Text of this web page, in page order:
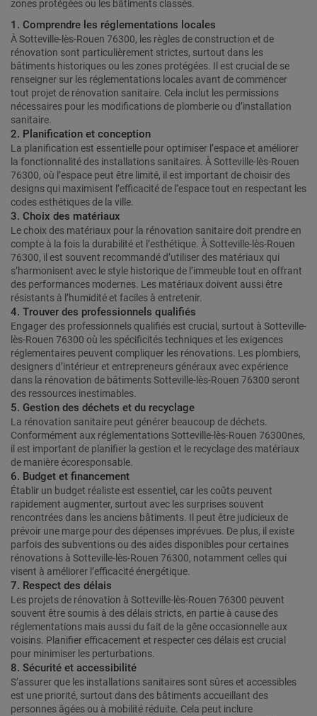
zones protégées ou les bâtiments classés.
1. Comprendre les réglementations locales
À Sotteville-lès-Rouen 76300, les règles de construction et de
rénovation sont particulièrement strictes, surtout dans les
bâtiments historiques ou les zones protégées. Il est crucial de se
renseigner sur les réglementations locales avant de commencer
tout projet de rénovation sanitaire. Cela inclut les permissions
nécessaires pour les modifications de plomberie ou d’installation
sanitaire.
2. Planification et conception
La planification est essentielle pour optimiser l’espace et améliorer
la fonctionnalité des installations sanitaires. À Sotteville-lès-Rouen
76300, où l’espace peut être limité, il est important de choisir des
designs qui maximisent l’efficacité de l’espace tout en respectant les
codes esthétiques de la ville.
3. Choix des matériaux
Le choix des matériaux pour la rénovation sanitaire doit prendre en
compte à la fois la durabilité et l’esthétique. À Sotteville-lès-Rouen
76300, il est souvent recommandé d’utiliser des matériaux qui
s’harmonisent avec le style historique de l’immeuble tout en offrant
des performances modernes. Les matériaux doivent aussi être
résistants à l’humidité et faciles à entretenir.
4. Trouver des professionnels qualifiés
Engager des professionnels qualifiés est crucial, surtout à Sotteville-
lès-Rouen 76300 où les spécificités techniques et les exigences
réglementaires peuvent compliquer les rénovations. Les plombiers,
designers d’intérieur et entrepreneurs généraux avec expérience
dans la rénovation de bâtiments Sotteville-lès-Rouen 76300 seront
des ressources inestimables.
5. Gestion des déchets et du recyclage
La rénovation sanitaire peut générer beaucoup de déchets.
Conformément aux réglementations Sotteville-lès-Rouen 76300nes,
il est important de planifier la gestion et le recyclage des matériaux
de manière écoresponsable.
6. Budget et financement
Établir un budget réaliste est essentiel, car les coûts peuvent
rapidement augmenter, surtout avec les surprises souvent
rencontrées dans les anciens bâtiments. Il peut être judicieux de
prévoir une marge pour des dépenses imprévues. De plus, il existe
parfois des subventions ou des aides disponibles pour certaines
rénovations à Sotteville-lès-Rouen 76300, notamment celles qui
visent à améliorer l’efficacité énergétique.
7. Respect des délais
Les projets de rénovation à Sotteville-lès-Rouen 76300 peuvent
souvent être soumis à des délais stricts, en partie à cause des
réglementations mais aussi du fait de la gêne occasionnelle aux
voisins. Planifier efficacement et respecter ces délais est crucial
pour minimiser les perturbations.
8. Sécurité et accessibilité
S’assurer que les installations sanitaires sont sûres et accessibles
est une priorité, surtout dans des bâtiments accueillant des
personnes âgées ou à mobilité réduite. Cela peut inclure